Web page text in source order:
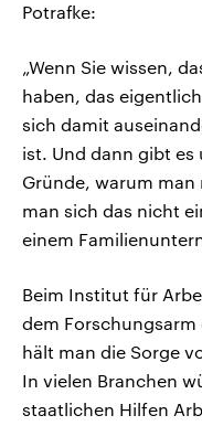
Potrafke:
„Wenn Sie wissen,
haben, das
sich damit
ist. Und dann gibt
Gründe, warum
man sich das nicht
einem
Beim Institut für
dem
hält man die Sorge
In vielen Branchen
staatlichen Hilfen